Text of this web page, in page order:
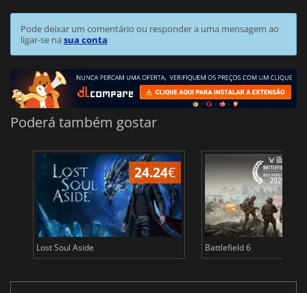
Pode deixar um comentário ou responder a uma mensagem ao
ligar-se nasua conta
Poderá também gostar
24.24€
Lost Soul Aside Battlefield 6